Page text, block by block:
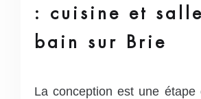
: cuisine et
bain sur Brie
La conception est une étape